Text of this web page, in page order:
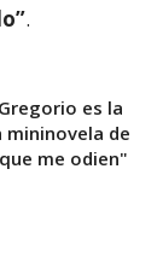
.
es la
mininovela de
me odien"